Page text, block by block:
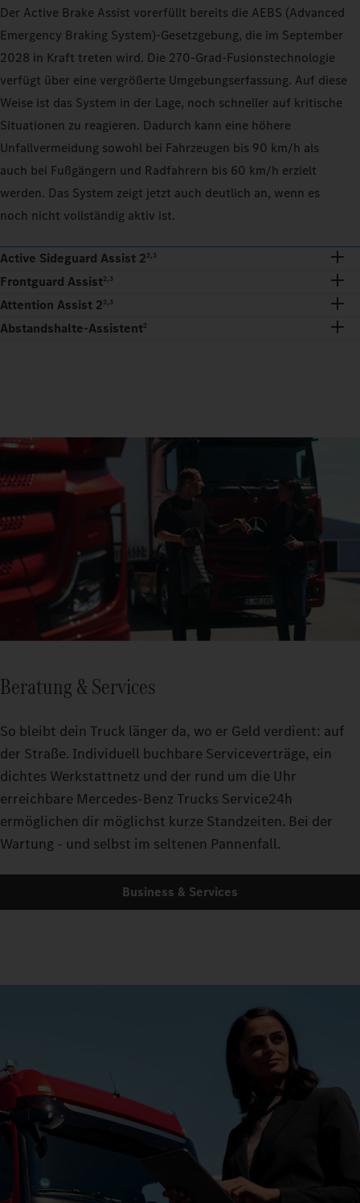
Der Active Brake Assist vorerfüllt bereits die AEBS (Advanced
Emergency Braking System)-Gesetzgebung, die im September
2028 in Kraft treten wird. Die 270‑Grad-Fusionstechnologie
verfügt über eine vergrößerte Umgebungserfassung. Auf diese
Weise ist das System in der Lage, noch schneller auf kritische
Situationen zu reagieren. Dadurch kann eine höhere
Unfallvermeidung sowohl bei Fahrzeugen bis 90 km/h als
auch bei Fußgängern und Radfahrern bis 60 km/h erzielt
werden. Das System zeigt jetzt auch deutlich an, wenn es
noch nicht vollständig aktiv ist.
Active Sideguard Assist 22,3
Frontguard Assist2,3
Attention Assist 22,3
Abstandshalte-Assistent2
Beratung & Services
So bleibt dein Truck länger da, wo er Geld verdient: auf
der Straße. Individuell buchbare Serviceverträge, ein
dichtes Werkstattnetz und der rund um die Uhr
erreichbare Mercedes-Benz Trucks Service24h
ermöglichen dir möglichst kurze Standzeiten. Bei der
Wartung - und selbst im seltenen Pannenfall.
Business & Services